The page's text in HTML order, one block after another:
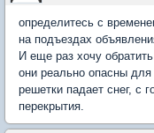
определитесь с
на подъездах
И еще раз хочу
они реально опасны
решетки падает снег, с
перекрытия.